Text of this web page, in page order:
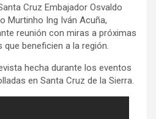
Cruz Embajador Osvaldo
Murtinho Ing Iván Acuña,
reunión con miras a próximas
beneficien a la región.
hecha durante los eventos
en Santa Cruz de la Sierra.